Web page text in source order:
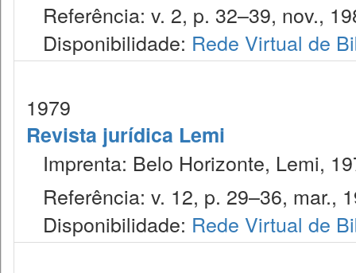
Referência: v. 2, p. 32–39, nov.,
Disponibilidade: Rede Virtual de
1979
Revista jurídica Lemi
Imprenta: Belo Horizonte, Lemi,
Referência: v. 12, p. 29–36, mar.,
Disponibilidade: Rede Virtual de